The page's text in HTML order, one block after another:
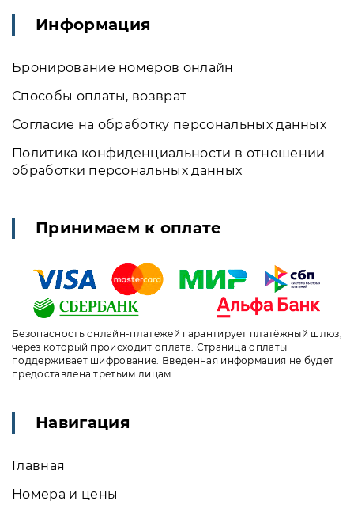
Информация
Бронирование номеров онлайн
Способы оплаты, возврат
Согласие на обработку персональных данных
Политика конфиденциальности в отношении
обработки персональных данных
Принимаем к оплате
Безопасность онлайн-платежей гарантирует платёжный шлюз,
через который происходит оплата. Страница оплаты
поддерживает шифрование. Введенная информация не будет
предоставлена третьим лицам.
Навигация
Главная
Номера и цены